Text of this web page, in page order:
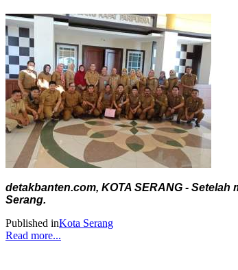
detakbanten.com, KOTA SERANG -
Serang.
Published inKota Serang
Read more...